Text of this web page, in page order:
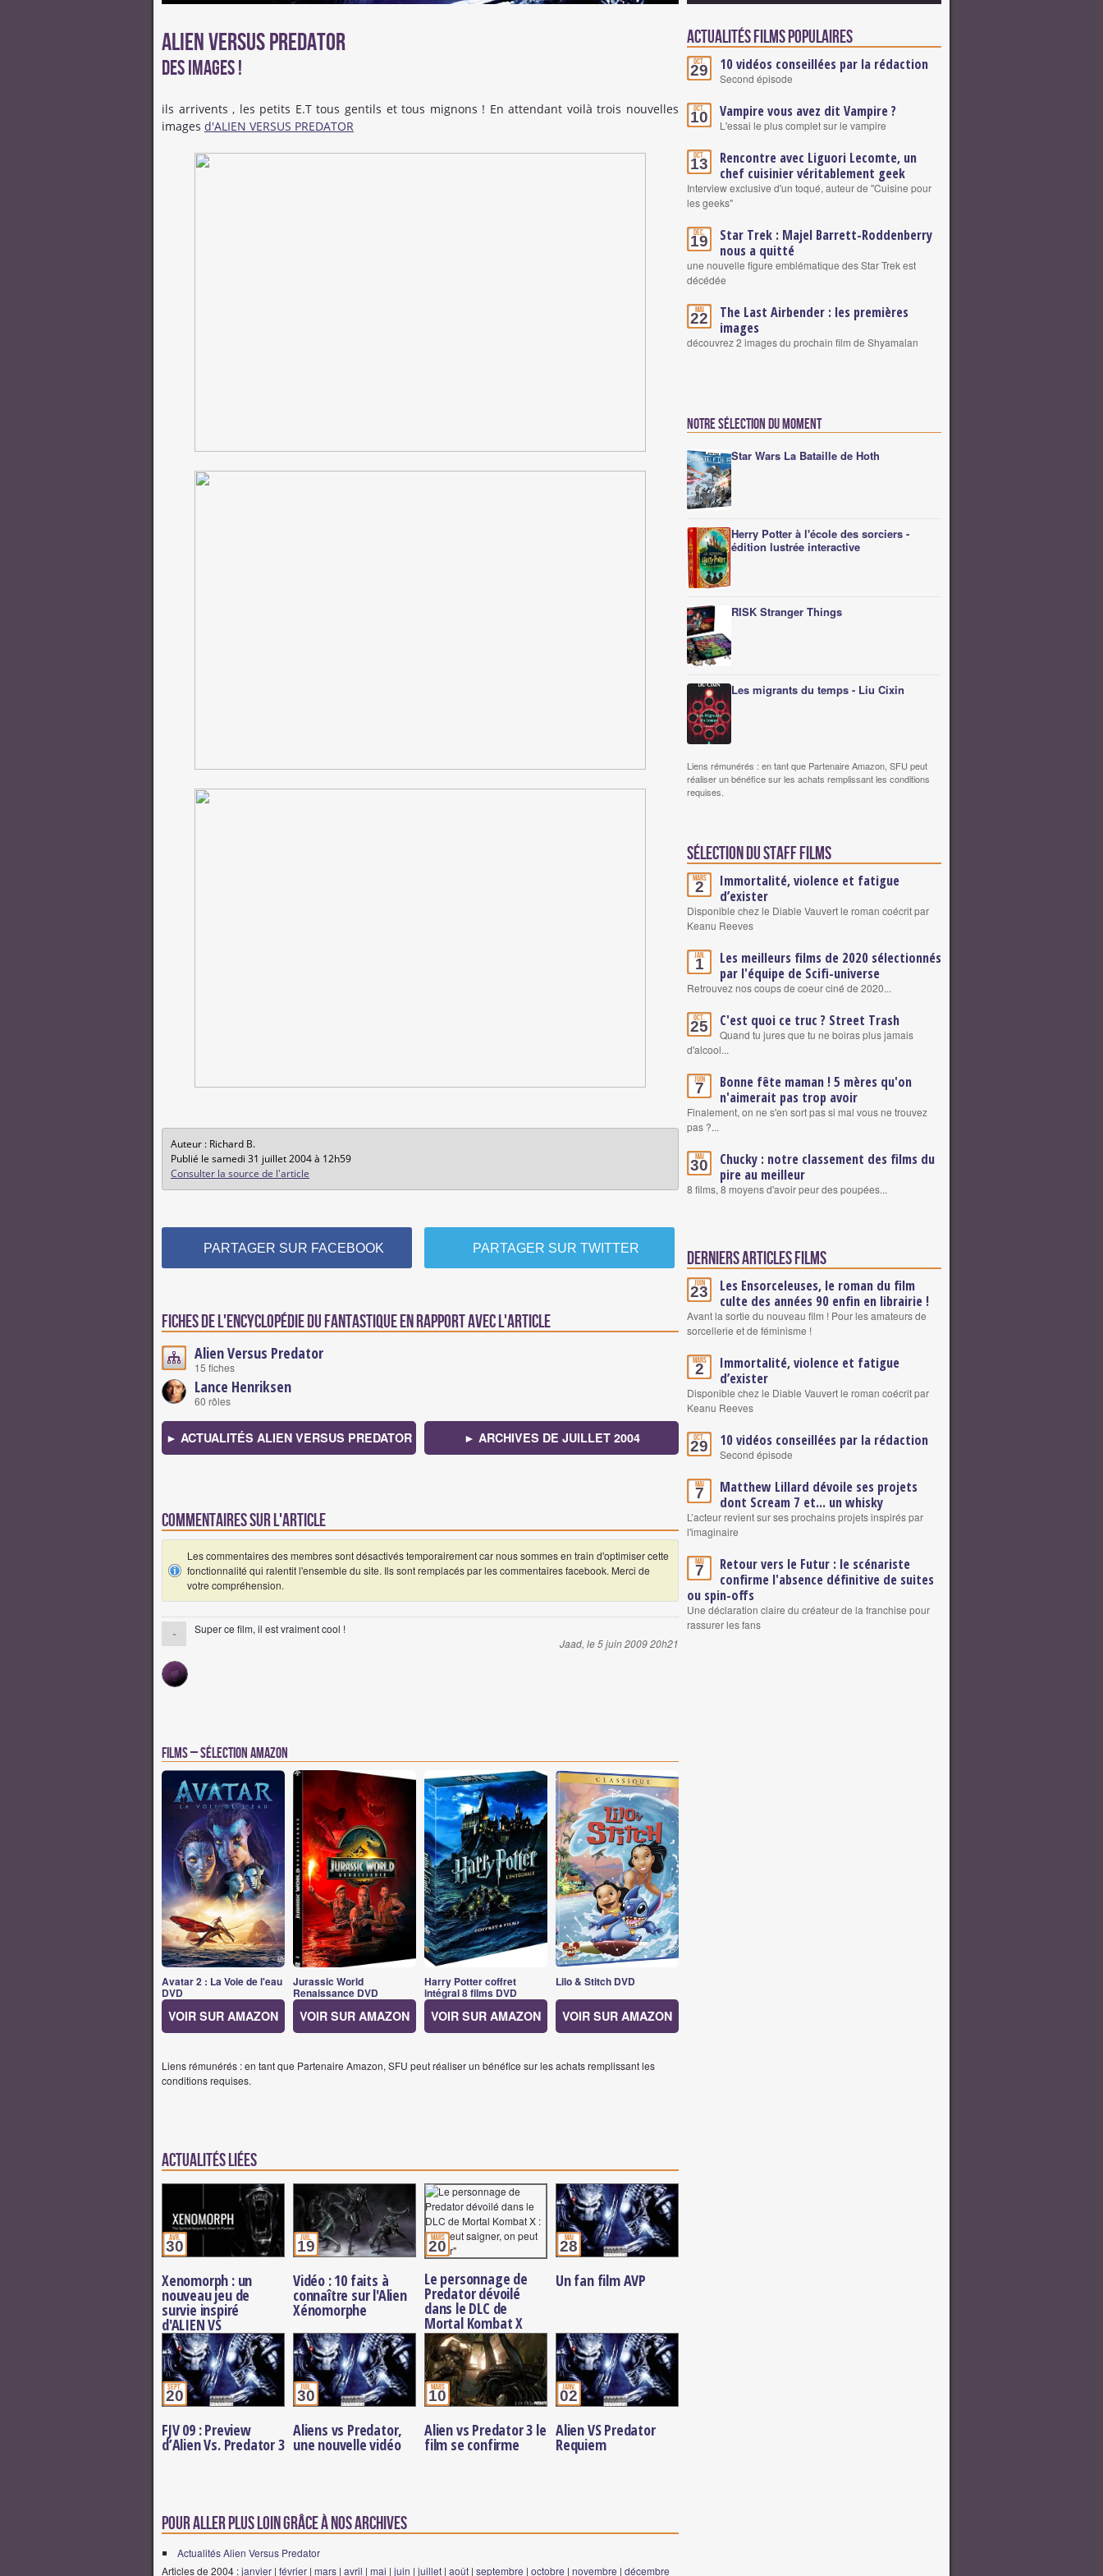
ALIEN VERSUS PREDATOR
des images !
ils arrivents , les petits E.T tous gentils et tous mignons ! En attendant voilà trois nouvelles
images d'ALIEN VERSUS PREDATOR
Auteur : Richard B.
Publié le samedi 31 juillet 2004 à 12h59
Consulter la source de l'article
PARTAGER SUR FACEBOOK PARTAGER SUR TWITTER
Fiches de l'encyclopédie du fantastique en rapport avec l'article
Alien Versus Predator
15 fiches
Lance Henriksen
60 rôles
► ACTUALITÉS ALIEN VERSUS PREDATOR ► ARCHIVES DE JUILLET 2004
Commentaires sur l'article
Les commentaires des membres sont désactivés temporairement car nous sommes en train d'optimiser cette
fonctionnalité qui ralentit l'ensemble du site. Ils sont remplacés par les commentaires facebook. Merci de
votre compréhension.
-
Super ce film, il est vraiment cool !
Jaad, le 5 juin 2009 20h21
Films – Sélection Amazon
Avatar 2 : La Voie de l'eau
DVD
VOIR SUR AMAZON
Jurassic World
Renaissance DVD
VOIR SUR AMAZON
Harry Potter coffret
intégral 8 films DVD
VOIR SUR AMAZON
Lilo & Stitch DVD
VOIR SUR AMAZON
Liens rémunérés : en tant que Partenaire Amazon, SFU peut réaliser un bénéfice sur les achats remplissant les
conditions requises.
Actualités Liées
avr.
30
Xenomorph : un
nouveau jeu de
survie inspiré
d'ALIEN VS
PREDATOR, annoncé
par Athena Worlds
juil.
19
Vidéo : 10 faits à
connaître sur l'Alien
Xénomorphe
mars
20
Le personnage de
Predator dévoilé
dans le DLC de
Mortal Kombat X
mai
28
Un fan film AVP
sept.
20
FJV 09 : Preview
d’Alien Vs. Predator 3
juil.
30
Aliens vs Predator,
une nouvelle vidéo
mars
10
Alien vs Predator 3 le
film se confirme
janv.
02
Alien VS Predator
Requiem
Pour aller plus loin grâce à nos archives
Actualités Alien Versus Predator
Articles de 2004 :janvier | février | mars | avril | mai | juin | juillet | août | septembre | octobre | novembre | décembre
Actualités Films populaires
Oct.
29 10 vidéos conseillées par la rédaction
Second épisode
Oct.
10 Vampire vous avez dit Vampire ?
L'essai le plus complet sur le vampire
Oct.
13
Rencontre avec Liguori Lecomte, un
chef cuisinier véritablement geek
Interview exclusive d'un toqué, auteur de "Cuisine pour
les geeks"
Déc.
19
Star Trek : Majel Barrett-Roddenberry
nous a quitté
une nouvelle figure emblématique des Star Trek est
décédée
Mai
22
The Last Airbender : les premières
images
découvrez 2 images du prochain film de Shyamalan
Notre sélection du moment
Star Wars La Bataille de Hoth
Herry Potter à l'école des sorciers -
édition lustrée interactive
RISK Stranger Things
Les migrants du temps - Liu Cixin
Liens rémunérés : en tant que Partenaire Amazon, SFU peut
réaliser un bénéfice sur les achats remplissant les conditions
requises.
Sélection du staff Films
Mars
2
Immortalité, violence et fatigue
d’exister
Disponible chez le Diable Vauvert le roman coécrit par
Keanu Reeves
Jan.
1
Les meilleurs films de 2020 sélectionnés
par l'équipe de Scifi-universe
Retrouvez nos coups de coeur ciné de 2020...
Oct.
25 C'est quoi ce truc ? Street Trash
Quand tu jures que tu ne boiras plus jamais
d'alcool...
Juin
7
Bonne fête maman ! 5 mères qu'on
n'aimerait pas trop avoir
Finalement, on ne s'en sort pas si mal vous ne trouvez
pas ?...
Mai
30
Chucky : notre classement des films du
pire au meilleur
8 films, 8 moyens d'avoir peur des poupées...
Derniers articles Films
Juin
23
Les Ensorceleuses, le roman du film
culte des années 90 enfin en librairie !
Avant la sortie du nouveau film ! Pour les amateurs de
sorcellerie et de féminisme !
Mars
2
Immortalité, violence et fatigue
d’exister
Disponible chez le Diable Vauvert le roman coécrit par
Keanu Reeves
Oct.
29 10 vidéos conseillées par la rédaction
Second épisode
Mai
7
Matthew Lillard dévoile ses projets
dont Scream 7 et... un whisky
L’acteur revient sur ses prochains projets inspirés par
l'imaginaire
Mai
7
Retour vers le Futur : le scénariste
confirme l'absence définitive de suites
ou spin-offs
Une déclaration claire du créateur de la franchise pour
rassurer les fans